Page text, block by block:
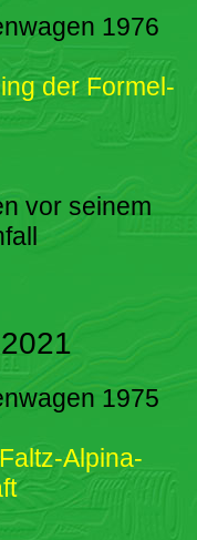
1976
der Formel-
vor seinem
1975
Alpina-